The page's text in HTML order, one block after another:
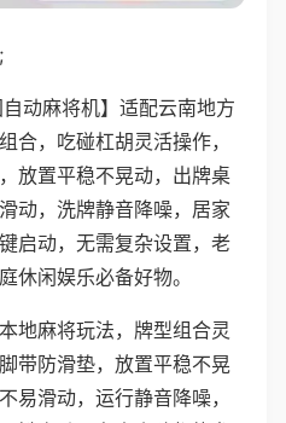
自动麻将机】适配云南地方
合，吃碰杠胡灵活操作，
放置平稳不晃动，出牌桌
动，洗牌静音降噪，居家
启动，无需复杂设置，老
休闲娱乐必备好物。
地麻将玩法，牌型组合灵
带防滑垫，放置平稳不晃
易滑动，运行静音降噪，